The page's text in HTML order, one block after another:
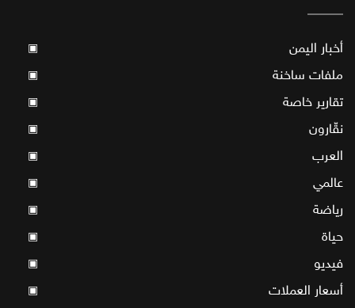
أخبار اليمن ▣
ملفات ساخنة ▣
تقارير خاصة ▣
نقّارون ▣
العرب ▣
عالمي ▣
رياضة ▣
حياة ▣
فيديو ▣
أسعار العملات ▣